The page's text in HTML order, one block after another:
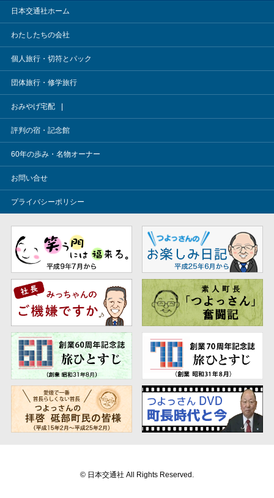
日本交通社ホーム
わたしたちの会社
個人旅行・切符とパック
団体旅行・修学旅行
おみやげ宅配
評判の宿・記念館
60年の歩み・名物オーナー
お問い合せ
プライバシーポリシー
© 日本交通社 All Rights Reserved.